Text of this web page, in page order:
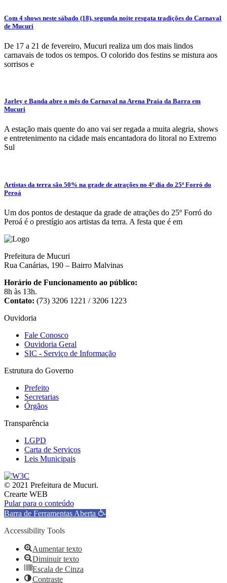
Com 4 shows neste sábado (18), segunda noite resgata tradições do Carnaval
de Mucuri
De 17 a 21 de fevereiro, Mucuri realiza um dos mais lindos
carnavais de todos os tempos. O colorido dos festins se mistura aos
sorrisos e
Jarley e Banda abre o mês do Carnaval na Arena Praia da Barra em
Mucuri
A estação mais quente do ano vai ser regada a muita alegria, shows
e entretenimento na cidade mais encantadora do litoral no Extremo
Sul
Artistas da terra são 50% na grade de atrações no 4º dia do 25º Forró do
Peroá
Um dos pontos de destaque da grade de atrações do 25º Forró do
Peroá é o prestígio aos artistas da terra. A festa que é em
Prefeitura de Mucuri
Rua Canárias, 190 – Bairro Malvinas
Horário de Funcionamento ao público:
8h às 13h.
Contato: (73) 3206 1221 / 3206 1223
Ouvidoria
Fale Conosco
Ouvidoria Geral
SIC - Serviço de Informação
Estrutura do Governo
Prefeito
Secretarias
Órgãos
Transparência
LGPD
Carta de Serviços
Leis Municipais
© 2021 Prefeitura de Mucuri.
Crearte WEB
Pular para o conteúdo
Barra de Ferramentas Aberta
Accessibility Tools
Aumentar texto
Diminuir texto
Escala de Cinza
Contraste